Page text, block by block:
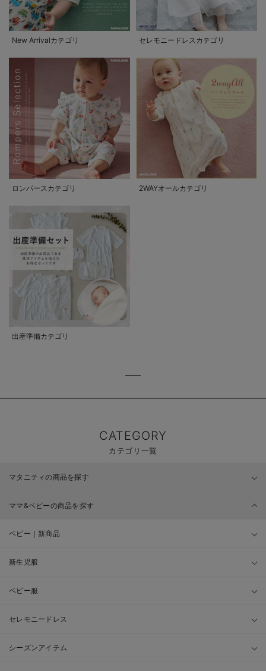
New Arrivalカテゴリ セレモニードレスカテゴリ
ロンパースカテゴリ 2WAYオールカテゴリ
出産準備カテゴリ
CATEGORY
カテゴリ一覧
マタニティの商品を探す
ママ&ベビーの商品を探す
ベビー｜新商品
新生児服
ベビー服
セレモニードレス
シーズンアイテム